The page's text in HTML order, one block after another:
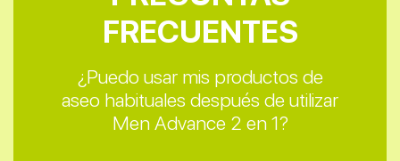
FRECUENTES
FRECUENTES
¿Puedo usar mis productos de
aseo habituales después de utilizar
Men Advance 2 en 1?
FRECUENTES
FRECUENTES
FRECUENTES
FRECUENTES
FRECUENTES
FRECUENTES
FRECUENTES
FRECUENTES